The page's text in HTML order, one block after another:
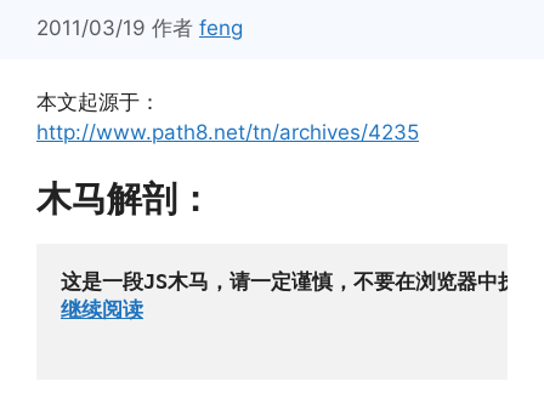
2011/03/19 作者 feng
本文起源于：
http://www.path8.net/tn/archives/4235
木马解剖：
这是一段JS木马，请一定谨慎，不要在浏览器
继续阅读